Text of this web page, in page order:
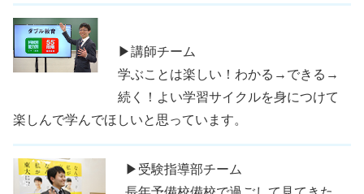
▶講師チーム
学ぶことは楽しい！わかる→できる→
続く！よい学習サイクルを身につけて
楽しんで学んでほしいと思っています。
▶受験指導部チーム